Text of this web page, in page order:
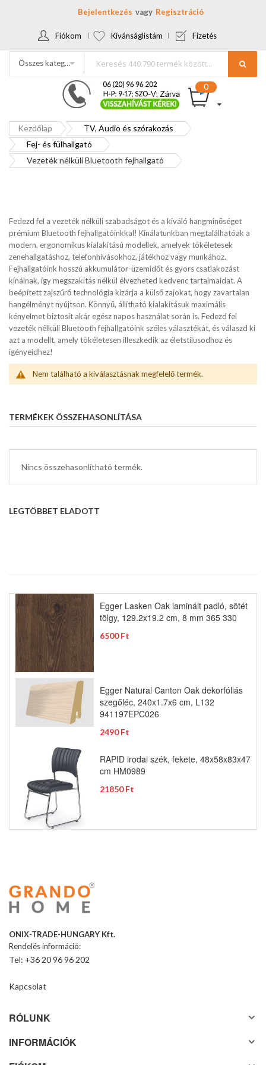
Bejelentkezés Regisztráció
Fiókom Kívánságlistám Fizetés
Összes kategória
Kezdőlap
TV, Audio és szórakozás
Fej- és fülhallgató
Vezeték nélküli Bluetooth fejhallgató
Fedezd fel a vezeték nélküli szabadságot és a kiváló hangminőséget
prémium Bluetooth fejhallgatóinkkal! Kínálatunkban megtalálhatóak a
modern, ergonomikus kialakítású modellek, amelyek tökéletesek
zenehallgatáshoz, telefonhívásokhoz, játékhoz vagy munkához.
Fejhallgatóink hosszú akkumulátor-üzemidőt és gyors csatlakozást
kínálnak, így megszakítás nélkül élvezheted kedvenc tartalmaidat. A
beépített zajszűrő technológia kizárja a külső zajokat, hogy zavartalan
hangélményt nyújtson. Könnyű, állítható kialakításuk maximális
kényelmet biztosít akár egész napos használat során is. Fedezd fel
vezeték nélküli Bluetooth fejhallgatóink széles választékát, és válaszd ki
azt a modellt, amely tökéletesen illeszkedik az életstílusodhoz és
igényeidhez!
Nem található a kiválasztásnak megfelelő termék.
TERMÉKEK ÖSSZEHASONLÍTÁSA
Nincs összehasonlítható termék.
LEGTÖBBET ELADOTT
Egger Lasken Oak laminált padló, sötét
tölgy, 129.2x19.2 cm, 8 mm 365 330
6500 Ft
Egger Natural Canton Oak dekorfóliás
szegőléc, 240x1.7x6 cm, L132
941197EPC026
2490 Ft
RAPID irodai szék, fekete, 48x58x83x47
cm HM0989
21850 Ft
ONIX-TRADE-HUNGARY Kft.
Rendelés információ:
Tel: +36 20 96 96 202
Kapcsolat
RÓLUNK
INFORMÁCIÓK